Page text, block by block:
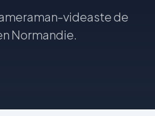
videaste de
Normandie.